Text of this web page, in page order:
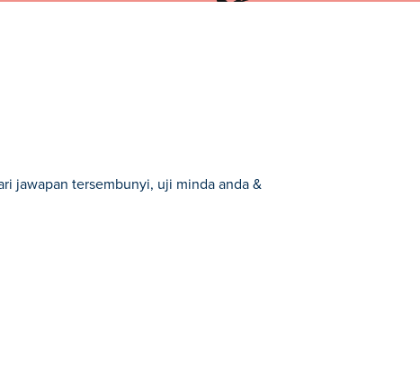
jawapan tersembunyi, uji minda anda &
Game Otak pilihan kami.